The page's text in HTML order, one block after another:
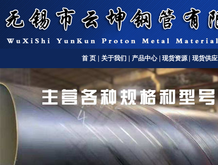
首 页| 关于我们 产品中心| 现货资源 现货供